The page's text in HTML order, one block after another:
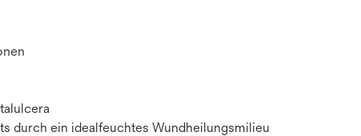
durch ein idealfeuchtes Wundheilungsmilieu